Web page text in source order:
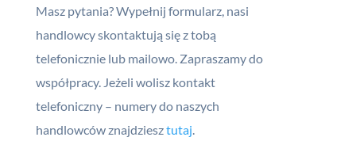
Masz pytania? Wypełnij formularz, nasi
handlowcy skontaktują się z tobą
telefonicznie lub mailowo. Zapraszamy do
współpracy. Jeżeli wolisz kontakt
telefoniczny – numery do naszych
handlowców znajdziesztutaj.